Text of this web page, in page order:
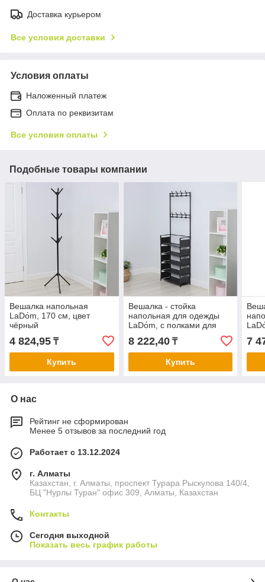
Доставка курьером
Все условия доставки
Условия оплаты
Наложенный платеж
Оплата по реквизитам
Все условия оплаты
Подобные товары компании
Вешалка напольная
LaDо́m, 170 см, цвет
чёрный
4 824,95 ₸
Купить
Вешалка - стойка
напольная для одежды
LaDо́m, с полками для
хранения, 5 ярусов,
60×26×172 см, цвет ч ...
8 222,40₸
Купить
7
О нас
Рейтинг не сформирован
Менее 5 отзывов за последний год
Работает с 13.12.2024
г. Алматы
Казахстан, г. Алматы, проспект Турара Рыскулова 140/4,
БЦ "Нурлы Туран" офис 309, Алматы, Казахстан
Контакты
Сегодня выходной
Показать весь график работы